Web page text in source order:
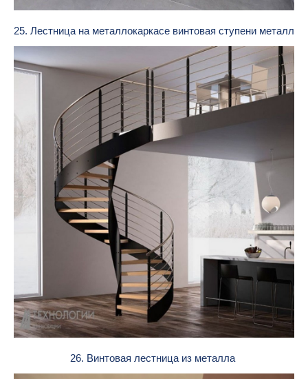
25. Лестница на металлокаркасе винтовая ступени металл
26. Винтовая лестница из металла